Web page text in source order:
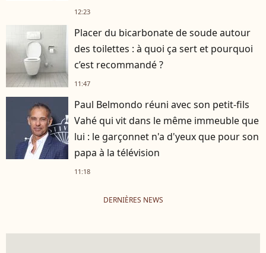
12:23
Placer du bicarbonate de soude autour
des toilettes : à quoi ça sert et pourquoi
c’est recommandé ?
11:47
Paul Belmondo réuni avec son petit-fils
Vahé qui vit dans le même immeuble que
lui : le garçonnet n'a d'yeux que pour son
papa à la télévision
11:18
DERNIÈRES NEWS